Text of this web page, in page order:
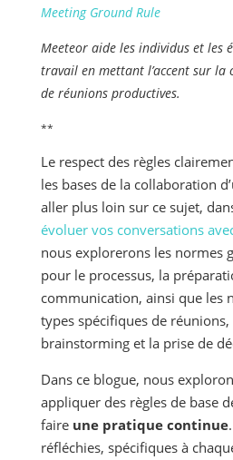
Meeting Ground Rule
Meeteor aide les individus et les
travail en mettant l’accent sur la
de réunions productives.
**
Le respect des règles
les bases de la collaboration
aller plus loin sur ce sujet,
évoluer vos conversations
nous explorerons les normes
pour le processus, la
communication, ainsi que les
types spécifiques de
brainstorming et la prise de
Dans ce blogue, nous
appliquer des règles de base
faire une pratique continue
réfléchies, spécifiques à